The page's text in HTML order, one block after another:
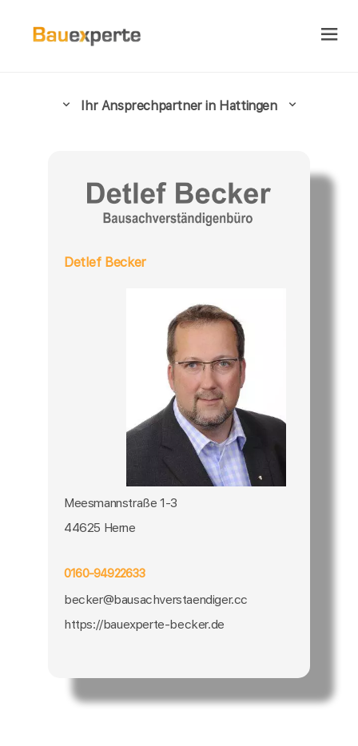
Ihr Ansprechpartner in Hattingen
Detlef Becker
Meesmannstraße 1-3
44625 Herne
0160-94922633
becker@bausachverstaendiger.cc
https://bauexperte-becker.de